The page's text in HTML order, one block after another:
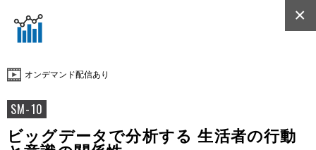
オンデマンド配信あり
SM-10
×
ビッグデータで分析する 生活者の行動